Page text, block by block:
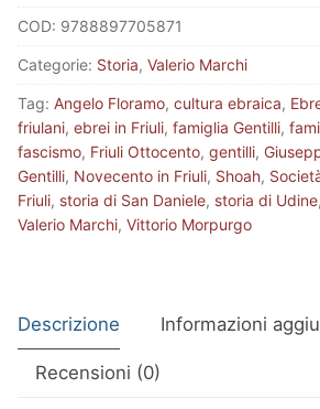
NEL
CUORE
quantità
COD: 9788897705871
Categorie: Storia, Valerio Marchi
Tag: Angelo Floramo, cultura ebraica,
friulani, ebrei in Friuli, famiglia Gentilli,
fascismo, Friuli Ottocento, gentilli,
Gentilli, Novecento in Friuli, Shoah,
Friuli, storia di San Daniele, storia di Udine,
Valerio Marchi, Vittorio Morpurgo
Descrizione Informazioni
Recensioni (0)